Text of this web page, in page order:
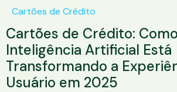
Cartões de Crédito
Cartões de Crédito:
Inteligência Artificial Está
Transformando a
Usuário em 2025